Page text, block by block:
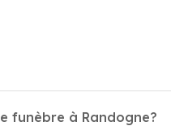
funèbre à Randogne?